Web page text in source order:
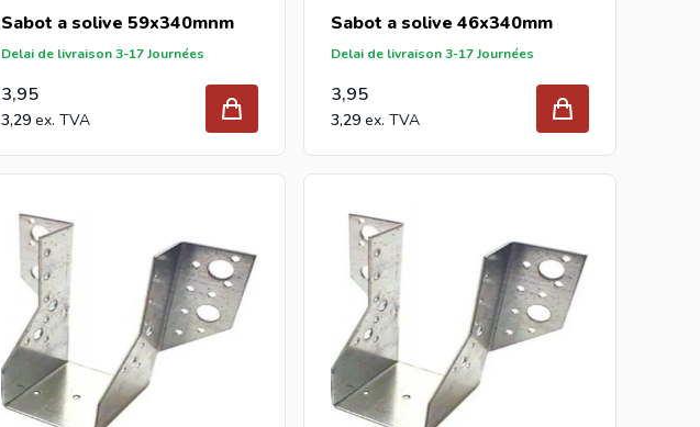
Sabot a solive 59x340mnm
Delai de livraison 3-17 Journées
3,95
3,29
Sabot a solive 46x340mm
Delai de livraison 3-17 Journées
3,95
3,29